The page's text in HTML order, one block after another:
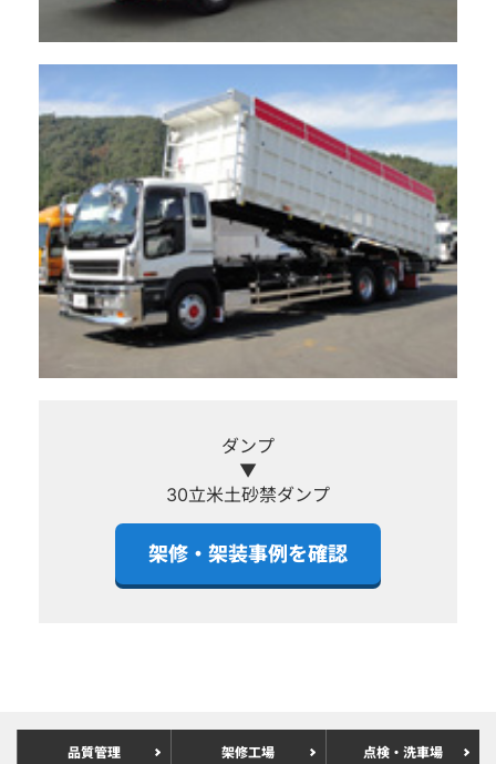
ダンプ
▼
30立米土砂禁ダンプ
架修・架装事例を確認
品質管理 架修工場 点検・洗車場